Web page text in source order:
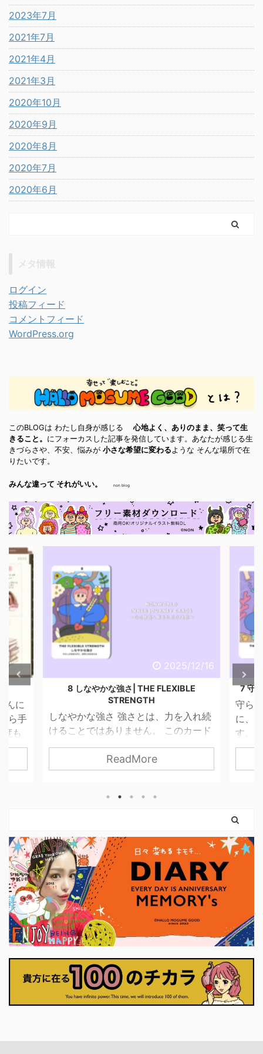
2023年7月
2021年7月
2021年4月
2021年3月
2020年10月
2020年9月
2020年8月
2020年7月
2020年6月
ログイン
投稿フィード
コメントフィード
WordPress.org
このBLOGは わたし自身が感じる心地よく、ありのまま、笑って生
きること。 にフォーカスした記事を発信しています。あなたが感じる生
きづらさや、不安、悩みが 小さな希望に変わる ような そんな場所で在
りたいです。
みんな違って それがいい。 non blog
4/29
んに
ら手
も
せ
思っ
ーに
ま
押せ
2025/12/16
8 しなやかな強さ| THE FLEXIBLE
STRENGTH
しなやかな強さ 強さとは、力を入れ続
けることではありません。 このカード
が描くのは、やさしさを失わずに、世
界と関わっていく力。 無理に押し切ら
なくてもいい。 我慢し続けなくてもい
け力を使えばいいのです。 弓を引く手
に、やさしさを捨てなくていい」 とい
うことを教えてくれます。 前のカード
で育ててきた意志は、 ここで初めて、
外の世界に触れはじめます。 それは大
きな行動でなくてもかまいません。 小
さく ...
ReadMore
7 守
守ら
に、
す。
って
ちゃ
りも
に、